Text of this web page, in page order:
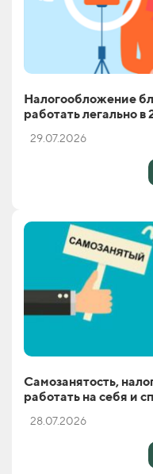
Налогообложение
работать легально в
29.07.2026
Самозанятость,
работать на себя и
28.07.2026